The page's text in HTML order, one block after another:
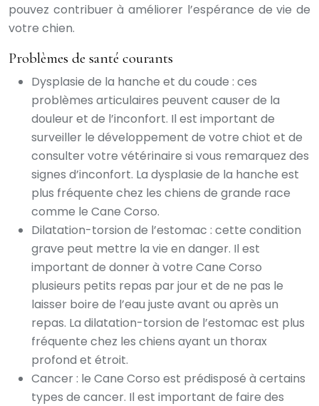
pouvez contribuer à améliorer l’espérance de vie de
votre chien.
Problèmes de santé courants
Dysplasie de la hanche et du coude : ces
problèmes articulaires peuvent causer de la
douleur et de l’inconfort. Il est important de
surveiller le développement de votre chiot et de
consulter votre vétérinaire si vous remarquez des
signes d’inconfort. La dysplasie de la hanche est
plus fréquente chez les chiens de grande race
comme le Cane Corso.
Dilatation-torsion de l’estomac : cette condition
grave peut mettre la vie en danger. Il est
important de donner à votre Cane Corso
plusieurs petits repas par jour et de ne pas le
laisser boire de l’eau juste avant ou après un
repas. La dilatation-torsion de l’estomac est plus
fréquente chez les chiens ayant un thorax
profond et étroit.
Cancer : le Cane Corso est prédisposé à certains
types de cancer. Il est important de faire des